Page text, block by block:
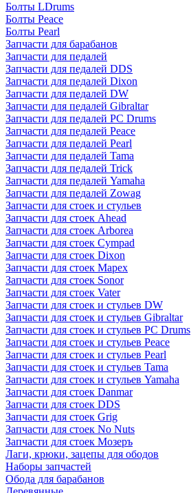
Болты LDrums
Болты Peace
Болты Pearl
Запчасти для барабанов
Запчасти для педалей
Запчасти для педалей DDS
Запчасти для педалей Dixon
Запчасти для педалей DW
Запчасти для педалей Gibraltar
Запчасти для педалей PC Drums
Запчасти для педалей Peace
Запчасти для педалей Pearl
Запчасти для педалей Tama
Запчасти для педалей Trick
Запчасти для педалей Yamaha
Запчасти для педалей Zowag
Запчасти для стоек и стульев
Запчасти для стоек Ahead
Запчасти для стоек Arborea
Запчасти для стоек Cympad
Запчасти для стоек Dixon
Запчасти для стоек Mapex
Запчасти для стоек Sonor
Запчасти для стоек Vater
Запчасти для стоек и стульев DW
Запчасти для стоек и стульев Gibraltar
Запчасти для стоек и стульев PC Drums
Запчасти для стоек и стульев Peace
Запчасти для стоек и стульев Pearl
Запчасти для стоек и стульев Tama
Запчасти для стоек и стульев Yamaha
Запчасти для стоек Danmar
Запчасти для стоек DDS
Запчасти для стоек Grig
Запчасти для стоек No Nuts
Запчасти для стоек Мозеръ
Лаги, крюки, зацепы для ободов
Наборы запчастей
Обода для барабанов